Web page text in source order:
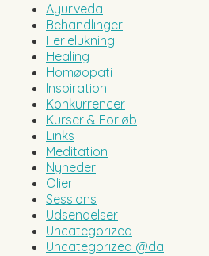
Ayurveda
Behandlinger
Ferielukning
Healing
Homøopati
Inspiration
Konkurrencer
Kurser & Forløb
Links
Meditation
Nyheder
Olier
Sessions
Udsendelser
Uncategorized
Uncategorized @da